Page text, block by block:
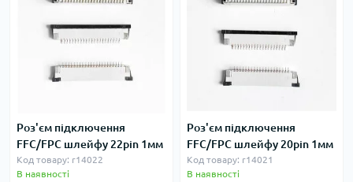
Роз'єм підключення
FFC/FPC шлейфу 22pin 1мм
Код товару: r14022
В наявності
Роз'єм підключення
FFC/FPC шлейфу 20pin 1мм
Код товару: r14021
В наявності